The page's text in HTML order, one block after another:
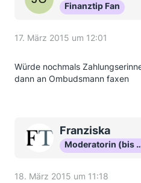
Finanztip Fan
17. März 2015 um 12:01
Würde nochmals
dann an Ombudsmann faxen
Franziska
18. März 2015 um 11:18